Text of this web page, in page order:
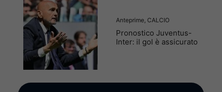
Anteprime, CALCIO
Pronostico Juventus-
Inter: il gol è assicurato